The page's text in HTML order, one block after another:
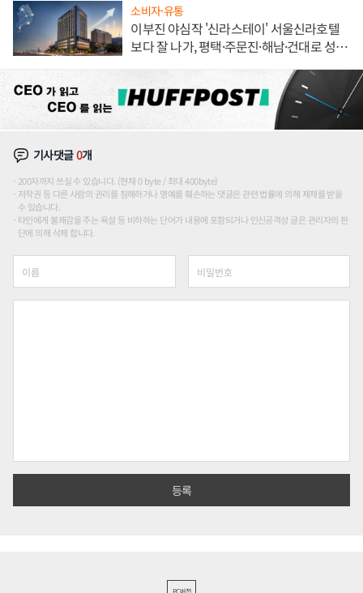
소비자·유통
이부진 야심작 '신라스테이' 서울신라호텔
보다 잘 나가, 평택·주문진·해남·건대로 성
기사댓글0개
200자까지 쓰실 수 있습니다. (현재 0 byte / 최대 400byte)
저작권 등 다른 사람의 권리를 침해하거나 명예를 훼손하는 댓글은 관련 법률에 의해 제재를 받을
수 있습니다.
타인에게 불쾌감을 주는 욕설 등 비하하는 단어가 내용에 포함되거나 인신공격성 글은 관리자의 판
단에 의해 삭제 합니다.
PC버전